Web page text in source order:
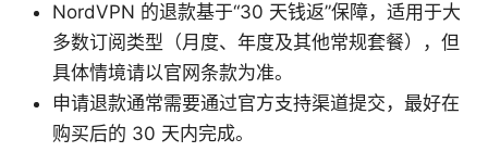
NordVPN 的退款基于“30 天钱返”保障，适用于大
多数订阅类型（月度、年度及其他常规套餐），但
具体情境请以官网条款为准。
申请退款通常需要通过官方支持渠道提交，最好在
购买后的 30 天内完成。